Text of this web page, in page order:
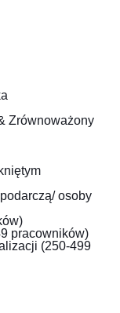
Zrównoważony
osoby
pracowników)
(250-499